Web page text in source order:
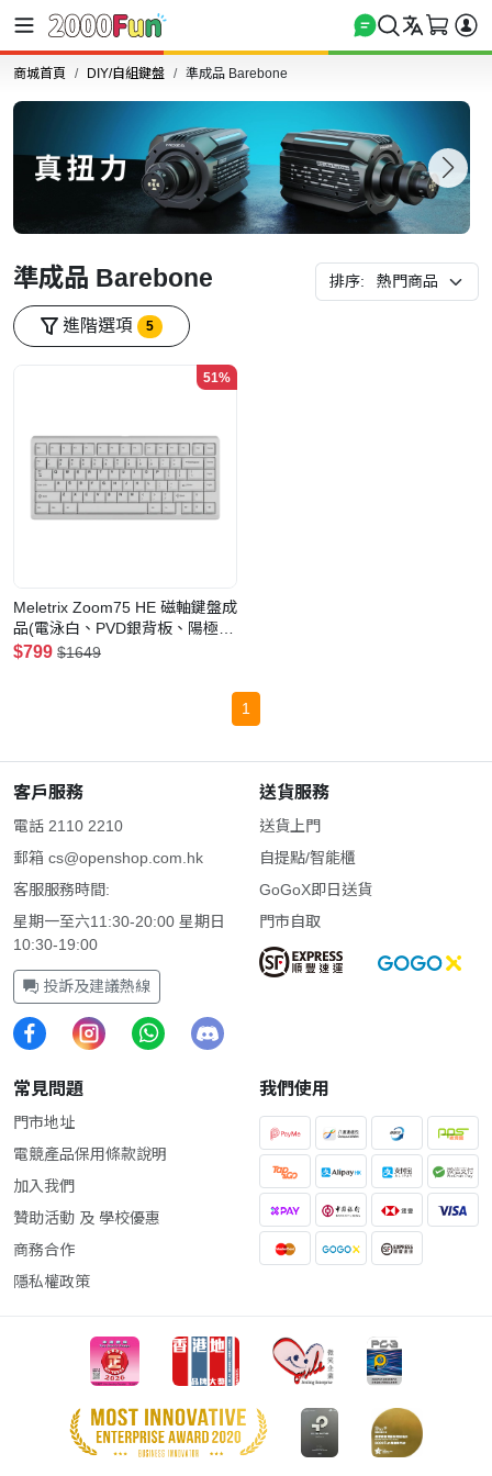
商城首頁 DIY/自組鍵盤 準成品 Barebone
準成品 Barebone 排序:
進階選項 5
51%
Meletrix Zoom75 HE 磁軸鍵盤成
品(電泳白、PVD銀背板、陽極金
配重)
$799 $1649
1
客戶服務
電話 2110 2210
郵箱 cs@openshop.com.hk
客服服務時間:
星期一至六11:30-20:00 星期日
10:30-19:00
投訴及建議熱線
送貨服務
送貨上門
自提點/智能櫃
GoGoX即日送貨
門市自取
常見問題
門市地址
電競產品保用條款說明
加入我們
贊助活動 及 學校優惠
商務合作
隱私權政策
我們使用